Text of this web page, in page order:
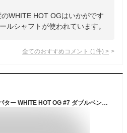
WHITE HOT OGはいかがです
ルシャフトが使われています。
全てのおすすめコメント (1 件) >
オデッセイ (ODYSSEY) 右用 パター WHITE HOT OG #7 ダブルベント (マレットタイプ, 32インチ, スチール) レディース